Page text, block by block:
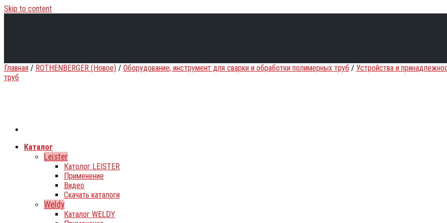
Skip to content
Каталог
Leister
Католог LEISTER
Применение
Видео
Скачать каталоги
Weldy
Каталог WELDY
Главная / ROTHENBERGER (Новое) / Оборудование, инструмент для сварки и обработки полимерных труб / Устройства и
труб